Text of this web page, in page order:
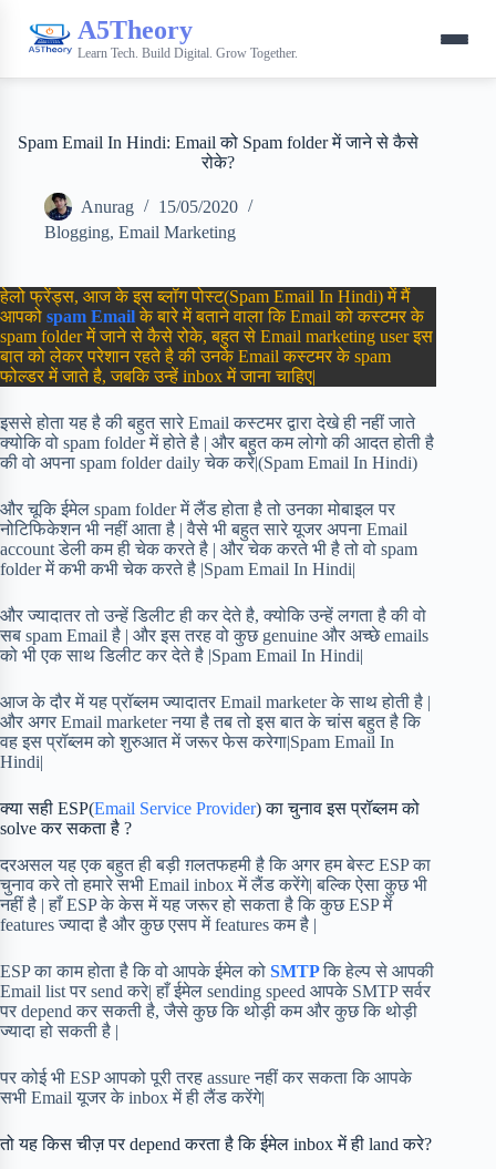
A5Theory
Learn Tech. Build Digital. Grow Together.
Spam Email In Hindi: Email को Spam folder में जाने से कैसे
रोके?
Anurag
15/05/2020
Blogging, Email Marketing
हेलो फ्रेंड्स, आज के इस ब्लॉग पोस्ट(Spam Email In Hindi) में मैं
आपको spam Emailके बारे में बताने वाला कि Email को कस्टमर के
spam folder में जाने से कैसे रोके, बहुत से Email marketing user इस
बात को लेकर परेशान रहते है की उनके Email कस्टमर के spam
फोल्डर में जाते है, जबकि उन्हें inbox में जाना चाहिए|
इससे होता यह है की बहुत सारे Email कस्टमर द्वारा देखे ही नहीं जाते
क्योकि वो spam folder में होते है | और बहुत कम लोगो की आदत होती है
की वो अपना spam folder daily चेक करे|(Spam Email In Hindi)
और चूकि ईमेल spam folder में लैंड होता है तो उनका मोबाइल पर
नोटिफिकेशन भी नहीं आता है | वैसे भी बहुत सारे यूजर अपना Email
account डेली कम ही चेक करते है | और चेक करते भी है तो वो spam
folder में कभी कभी चेक करते है |Spam Email In Hindi|
और ज्यादातर तो उन्हें डिलीट ही कर देते है, क्योकि उन्हें लगता है की वो
सब spam Email है | और इस तरह वो कुछ genuine और अच्छे emails
को भी एक साथ डिलीट कर देते है |Spam Email In Hindi|
आज के दौर में यह प्रॉब्लम ज्यादातर Email marketer के साथ होती है |
और अगर Email marketer नया है तब तो इस बात के चांस बहुत है कि
वह इस प्रॉब्लम को शुरुआत में जरूर फेस करेगा|Spam Email In
Hindi|
क्या सही ESP(Email Service Provider) का चुनाव इस प्रॉब्लम को
solve कर सकता है ?
दरअसल यह एक बहुत ही बड़ी ग़लतफहमी है कि अगर हम बेस्ट ESP का
चुनाव करे तो हमारे सभी Email inbox में लैंड करेंगे| बल्कि ऐसा कुछ भी
नहीं है | हाँ ESP के केस में यह जरूर हो सकता है कि कुछ ESP में
features ज्यादा है और कुछ एसप में features कम है |
ESP का काम होता है कि वो आपके ईमेल को SMTPकि हेल्प से आपकी
Email list पर send करे| हाँ ईमेल sending speed आपके SMTP सर्वर
पर depend कर सकती है, जैसे कुछ कि थोड़ी कम और कुछ कि थोड़ी
ज्यादा हो सकती है |
पर कोई भी ESP आपको पूरी तरह assure नहीं कर सकता कि आपके
सभी Email यूजर के inbox में ही लैंड करेंगे|
तो यह किस चीज़ पर depend करता है कि ईमेल inbox में ही land करे?